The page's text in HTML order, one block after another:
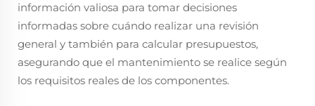
información valiosa para tomar decisiones
informadas sobre cuándo realizar una revisión
general y también para calcular presupuestos,
asegurando que el mantenimiento se realice según
los requisitos reales de los componentes.